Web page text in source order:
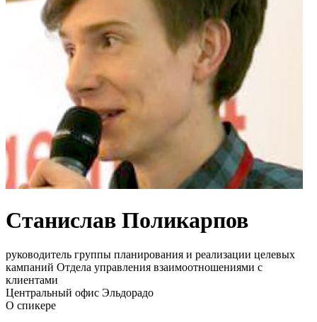
Станислав Поликарпов
руководитель группы планирования и реализации целевых
кампаний Отдела управления взаимоотношениями с
клиентами
Центральный офис Эльдорадо
О спикере